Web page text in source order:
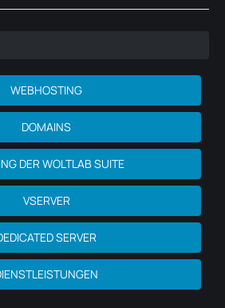
WEBHOSTING
DOMAINS
DER WOLTLAB SUITE
VSERVER
SERVER